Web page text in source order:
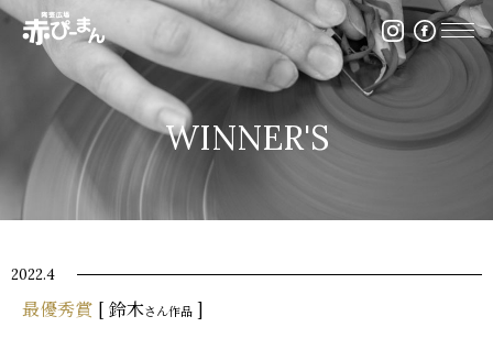
イベント・出張陶芸・体験陶芸は福岡市の陶芸教室赤
WINNER'S
2022.4
最優秀賞 [ 鈴木さん作品 ]